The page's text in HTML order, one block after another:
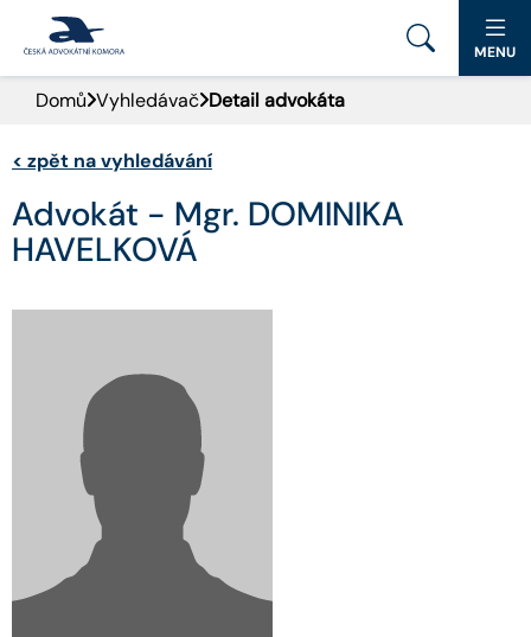
PORTÁL ČAK
DOMŮ
AKTUALITY
ADVOKÁTNÍ DENÍK
KONTAKT
MENU
Domů Vyhledávač Detail advokáta
< zpět na vyhledávání
Advokát - Mgr. DOMINIKA
HAVELKOVÁ